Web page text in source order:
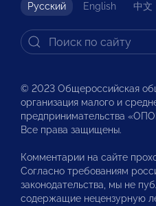
Русский English 中文
© 2023 Общероссийская
организация малого и
предпринимательства
Все права защищены.
Комментарии на сайте
Согласно требованиям
законодательства, мы не
содержащие нецензурную